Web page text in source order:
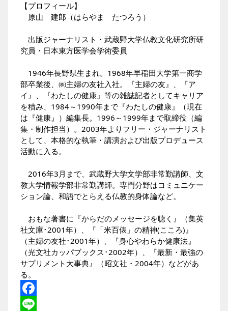
【プロフィール】
原山 建郎（はらやま たつろう）
出版ジャーナリスト・武蔵野大学仏教文化研究所研
究員・日本東方医学会学術委員
1946年長野県生まれ。1968年早稲田大学第一商学
部卒業後、㈱主婦の友社入社。『主婦の友』、『ア
イ』、『わたしの健康』等の雑誌記者としてキャリア
を積み、1984～1990年まで『わたしの健康』（現在
は『健康』）編集長。1996～1999年まで取締役（編
集・制作担当）。2003年よりフリー・ジャーナリスト
として、本格的な執筆・講演および出版プロデュース
活動に入る。
2016年3月まで、武蔵野大学文学部非常勤講師、文
教大学情報学部非常勤講師。専門分野はコミュニケー
ション論、和語でとらえる仏教的身体論など。
おもな著書に『からだのメッセージを聴く』（集英
社文庫･2001年）、『「米百俵」の精神(こころ)』
（主婦の友社･2001年）、『身心やわらか健康法』
（光文社カッパブックス･2002年）、『最新・最強の
サプリメント大事典』（昭文社・2004年）などがあ
る。
Facebook